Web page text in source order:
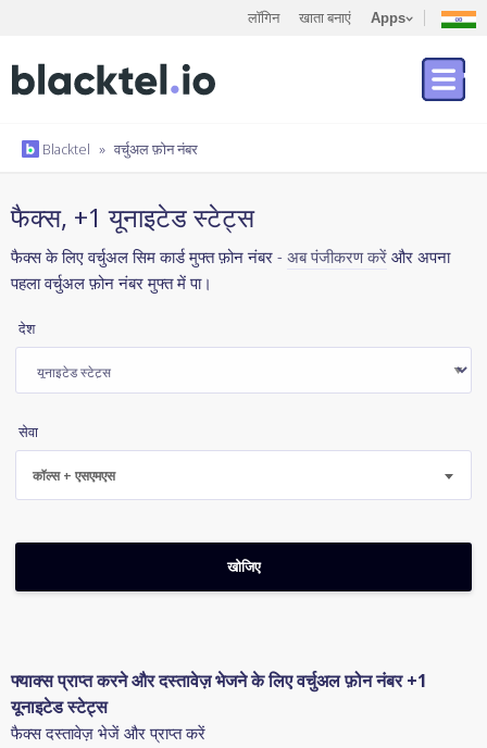
लॉगिन खाता बनाएं Apps
Blacktel » वर्चुअल फ़ोन नंबर
फैक्स, +1 यूनाइटेड स्टेट्स
फैक्स के लिए वर्चुअल सिम कार्ड मुफ्त फ़ोन नंबर - अब पंजीकरण करें और अपना
पहला वर्चुअल फ़ोन नंबर मुफ्त में पा।
देश
सेवा
कॉल्स + एसएमएस
फ्याक्स प्राप्त करने और दस्तावेज़ भेजने के लिए वर्चुअल फ़ोन नंबर +1
यूनाइटेड स्टेट्स
फैक्स दस्तावेज़ भेजें और प्राप्त करें